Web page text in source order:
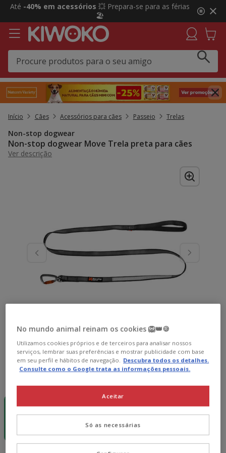
2
3,
mensagem,
Até -40% em acessórios 💥 Prepara-se para as férias
🏖️
Início Cães Acessórios para cães Passeio Trelas
Non-stop dogwear
Non-stop dogwear Move Trela preta para cães
Ver descrição
1.5 m x 1.5
cupão 💰
No mundo animal reinam os cookies 🦁👑🍪
Utilizamos cookies próprios e de terceiros para analisar nossos
serviços, lembrar suas preferências e mostrar publicidade com base
em seu perfil e hábitos de navegação. Descubra todos os detalhes.
Consulte como o Google trata as informações pessoais.
Só as necessárias
Aceitar